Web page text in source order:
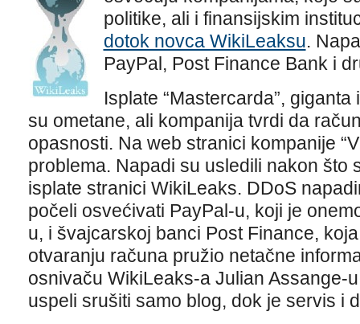
politike, ali i finansijskim
dotok novca WikiLeaksu.
PayPal, Post Finance Bank i
Isplate “Mastercarda”,
su ometane, ali kompanija tvrdi da
opasnosti. Na web stranici kompanije
problema. Napadi su usledili nakon što
isplate stranici WikiLeaks. DDoS
počeli osvećivati PayPal-u, koji je
u, i švajcarskoj banci Post Finance,
otvaranju računa pružio netačne
osnivaču WikiLeaks-a Julian Assange-
uspeli srušiti samo blog, dok je servis i